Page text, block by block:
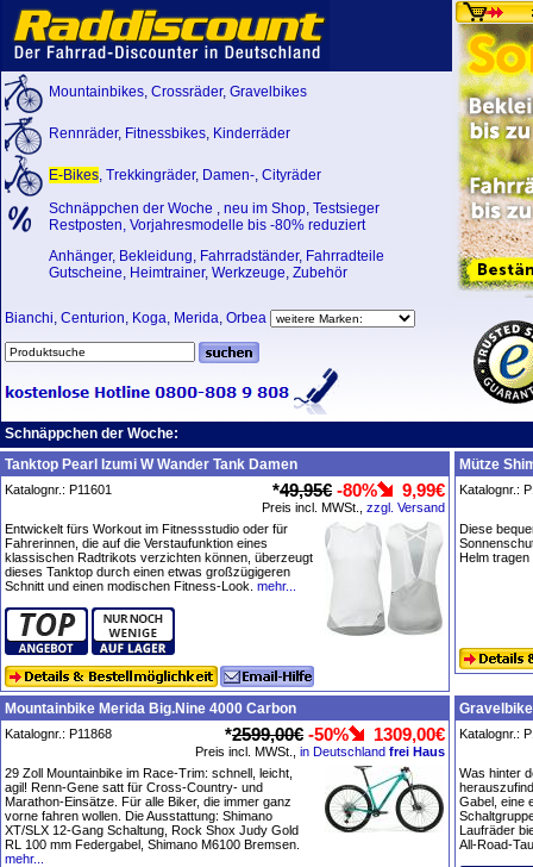
Mountainbikes, Crossräder, Gravelbikes
Rennräder, Fitnessbikes, Kinderräder
E-Bikes, Trekkingräder, Damen-, Cityräder
Schnäppchen der Woche , neu im Shop, Testsieger
Restposten, Vorjahresmodelle bis -80% reduziert
Anhänger, Bekleidung, Fahrradständer, Fahrradteile
Gutscheine, Heimtrainer, Werkzeuge, Zubehör
Bianchi, Centurion, Koga, Merida, Orbea
Schnäppchen der Woche:
Tanktop Pearl Izumi W Wander Tank Damen
Katalognr.: P11601 *49,95€ -80% 9,99€
Preis incl. MWSt., zzgl. Versand
Entwickelt fürs Workout im Fitnessstudio oder für
Fahrerinnen, die auf die Verstaufunktion eines
klassischen Radtrikots verzichten können, überzeugt
dieses Tanktop durch einen etwas großzügigeren
Schnitt und einen modischen Fitness-Look. mehr...
Mütze
Katalognr.:
Diese
Helm tragen
Mountainbike Merida Big.Nine 4000 Carbon
Katalognr.: P11868 *2599,00€ -50% 1309,00€
Preis incl. MWSt., in Deutschland frei Haus
29 Zoll Mountainbike im Race-Trim: schnell, leicht,
agil! Renn-Gene satt für Cross-Country- und
Marathon-Einsätze. Für alle Biker, die immer ganz
vorne fahren wollen. Die Ausstattung: Shimano
XT/SLX 12-Gang Schaltung, Rock Shox Judy Gold
RL 100 mm Federgabel, Shimano M6100 Bremsen.
mehr...
Katalognr.:
Was hinter
Gabel, eine
Laufräder
All-Road-